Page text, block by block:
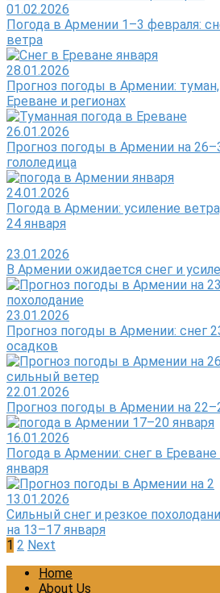
01.02.2026
Погода в Армении 1–3 февраля:
ветра
28.01.2026
Прогноз погоды в Армении: туман,
Ереване и регионах
26.01.2026
Прогноз погоды в Армении на
гололедица
24.01.2026
Погода в Армении: усиление
24 января
23.01.2026
В Армении ожидается снег и
23.01.2026
Прогноз погоды в Армении: снег
осадков
22.01.2026
Прогноз погоды в Армении на
16.01.2026
Погода в Армении: снег в Ереване
января
13.01.2026
Сильный снег и резкое
на 13–17 января
Posts
1 2 Next
Home
About Us